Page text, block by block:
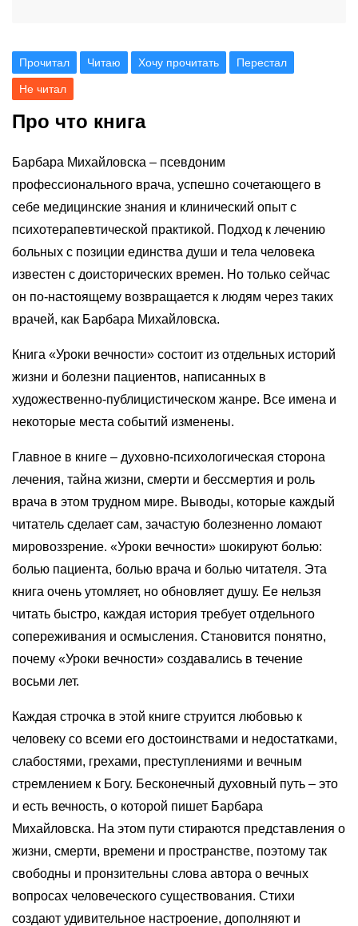
Прочитал Читаю Хочу прочитать Перестал
Не читал
Про что книга
Барбара Михайловска – псевдоним
профессионального врача, успешно сочетающего в
себе медицинские знания и клинический опыт с
психотерапевтической практикой. Подход к лечению
больных с позиции единства души и тела человека
известен с доисторических времен. Но только сейчас
он по-настоящему возвращается к людям через таких
врачей, как Барбара Михайловска.
Книга «Уроки вечности» состоит из отдельных историй
жизни и болезни пациентов, написанных в
художественно-публицистическом жанре. Все имена и
некоторые места событий изменены.
Главное в книге – духовно-психологическая сторона
лечения, тайна жизни, смерти и бессмертия и роль
врача в этом трудном мире. Выводы, которые каждый
читатель сделает сам, зачастую болезненно ломают
мировоззрение. «Уроки вечности» шокируют болью:
болью пациента, болью врача и болью читателя. Эта
книга очень утомляет, но обновляет душу. Ее нельзя
читать быстро, каждая история требует отдельного
сопереживания и осмысления. Становится понятно,
почему «Уроки вечности» создавались в течение
восьми лет.
Каждая строчка в этой книге струится любовью к
человеку со всеми его достоинствами и недостатками,
слабостями, грехами, преступлениями и вечным
стремлением к Богу. Бесконечный духовный путь – это
и есть вечность, о которой пишет Барбара
Михайловска. На этом пути стираются представления о
жизни, смерти, времени и пространстве, поэтому так
свободны и пронзительны слова автора о вечных
вопросах человеческого существования. Стихи
создают удивительное настроение, дополняют и